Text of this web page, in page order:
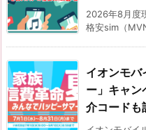
2026年8月度
格安sim（
イオンモバ
ー」キャ
介コードも